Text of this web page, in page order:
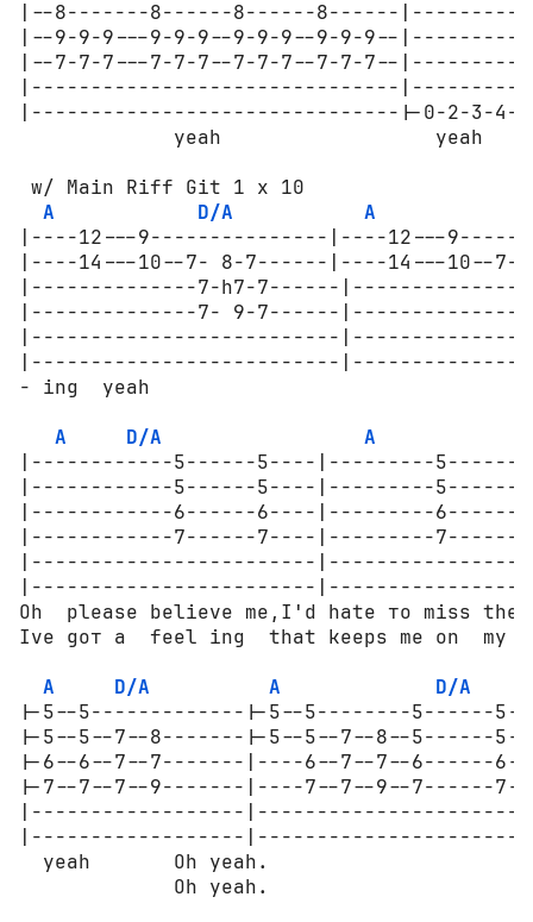
|--8-------8------8------8------
|--9-9-9---9-9-9--9-9-9--9-9-9--
|--7-7-7---7-7-7--7-7-7--7-7-7--
|-------------------------------|---------
|-------------------------------|-0-2-3-
yeah                  yeah
w/ Main Riff Git 1 x 10
A
D/A A
|----12---9---------------|----12---
|----14---10--7- 8-7------|----14---10--7-
|--------------7-h7-7------|--------------
|--------------7- 9-7------|--------------
|--------------------------
|--------------------------
- ing  yeah
A
D/A
A
|------------5------5----|---------
|------------5------5----|---------
|------------6------6----|---------
|------------7------7----|---------
|------------------------
|------------------------
Oh  please believe me,I'd hate то miss
Ive gот a  feel ing  that keeps me оn  my
A
D/A A
D/A
|-5--5-------------|-5--5--------5------
|-5--5--7--8-------|-5--5--7--8--5------
|-6--6--7--7-------|----6--7--7--6------
|-7--7--7--9-------|----7--7--9--7------
|------------------
|------------------
yeah       Oh yeah.
Oh yeah.